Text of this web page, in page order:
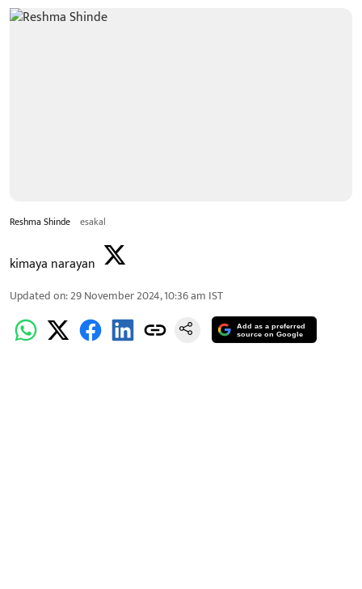
Reshma Shinde esakal
kimaya narayan
Updated on:29 November 2024, 10:36 am IST
Add as a preferred
source on Google